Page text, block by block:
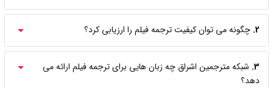
2. چگونه می توان کیفیت ترجمه فیلم را ارزیابی کرد؟
3. شبکه مترجمین اشراق چه زبان هایی برای ترجمه فیلم ارائه می
دهد؟